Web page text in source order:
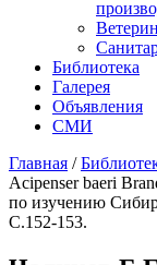
Библиотека
Галерея
Объявления
СМИ
Главная /
Acipenser baeri
по изучению
С.152-153.